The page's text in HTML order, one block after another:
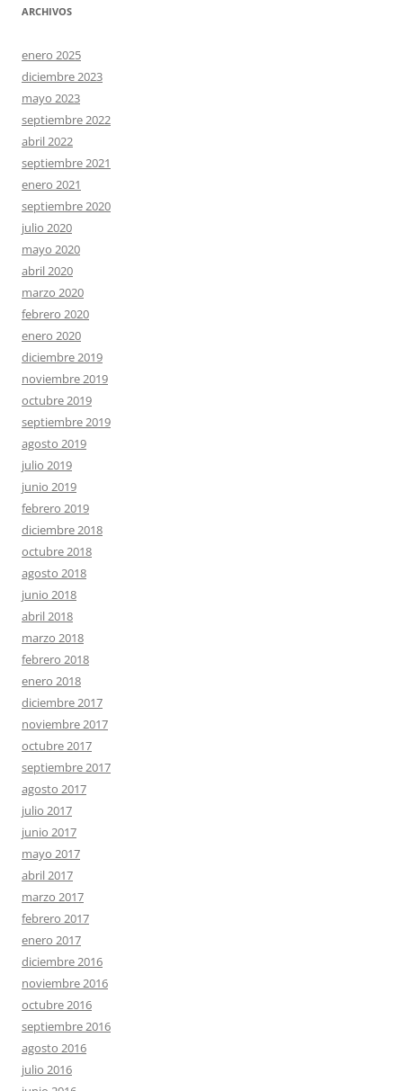
ARCHIVOS
enero 2025
diciembre 2023
mayo 2023
septiembre 2022
abril 2022
septiembre 2021
enero 2021
septiembre 2020
julio 2020
mayo 2020
abril 2020
marzo 2020
febrero 2020
enero 2020
diciembre 2019
noviembre 2019
octubre 2019
septiembre 2019
agosto 2019
julio 2019
junio 2019
febrero 2019
diciembre 2018
octubre 2018
agosto 2018
junio 2018
abril 2018
marzo 2018
febrero 2018
enero 2018
diciembre 2017
noviembre 2017
octubre 2017
septiembre 2017
agosto 2017
julio 2017
junio 2017
mayo 2017
abril 2017
marzo 2017
febrero 2017
enero 2017
diciembre 2016
noviembre 2016
octubre 2016
septiembre 2016
agosto 2016
julio 2016